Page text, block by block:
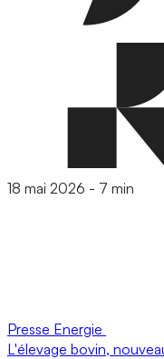
18 mai 2026 - 7 min
Presse Energie
L'élevage bovin,